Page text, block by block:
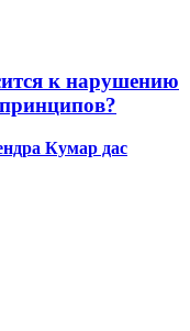
к нарушению
Кумар дас